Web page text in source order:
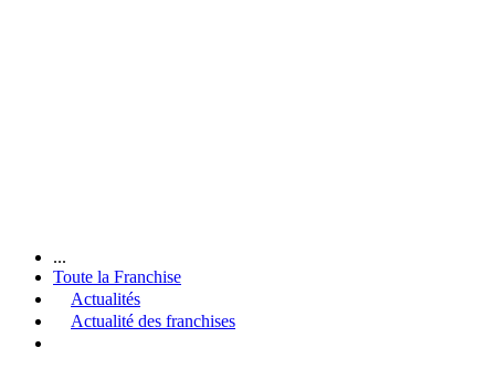
...
Toute la Franchise
Actualités
Actualité des franchises